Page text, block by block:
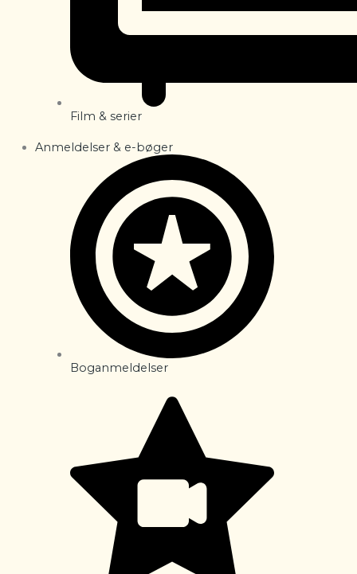
Film & serier
Anmeldelser & e-bøger
Boganmeldelser